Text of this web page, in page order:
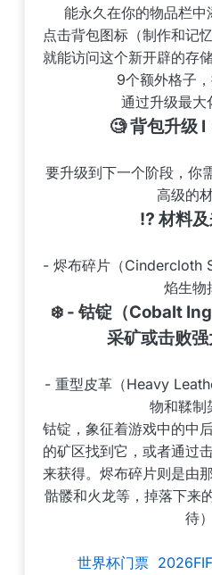
能永久在你的物品栏中
点击背包图标（制作和记
就能访问这个新开辟的存
9个额外格子，
通过升级最大
🧐 背包升级
要升级到下一个阶段，你
高级的
⁉️ 材料及
- 烬布碎片（Cindercloth
焰生物
❄️ - 钴锭（Cobalt
采矿或击败
- 重型皮革（Heavy
物和鞣制
钴锭，象征着游戏中的中
的矿区找到它，或者通过
来获得。烬布碎片则是由
骷髅和火龙等，掉落下来
待）
世界杯门票